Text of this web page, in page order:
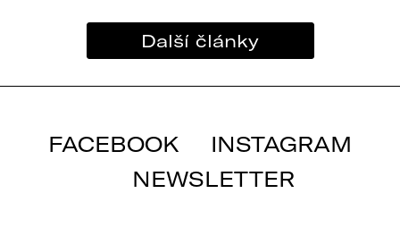
Další články
FACEBOOK
INSTAGRAM
NEWSLETTER